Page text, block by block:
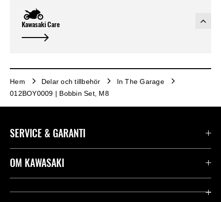
Kawasaki Care
Hem Delar och tillbehör
In The Garage
012BOY0009 | Bobbin Set, M8
SERVICE & GARANTI
Kontakta oss
OM KAWASAKI
Företag